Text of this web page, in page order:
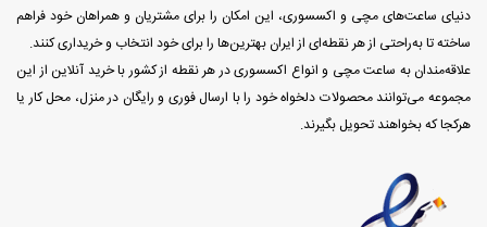
دنیای ساعت‌های مچی و اکسسوری، این امکان را برای مشتریان و همراهان خود فراهم
ساخته تا به‌راحتی از هر نقطه‌ای از ایران بهترین‌ها را برای خود انتخاب و خریداری کنند.
علاقه‌مندان به ساعت مچی و انواع اکسسوری در هر نقطه از کشور با خرید آنلاین از این
مجموعه می‌توانند محصولات دلخواه خود را با ارسال فوری و رایگان در منزل، محل کار یا
هرکجا که بخواهند تحویل بگیرند.